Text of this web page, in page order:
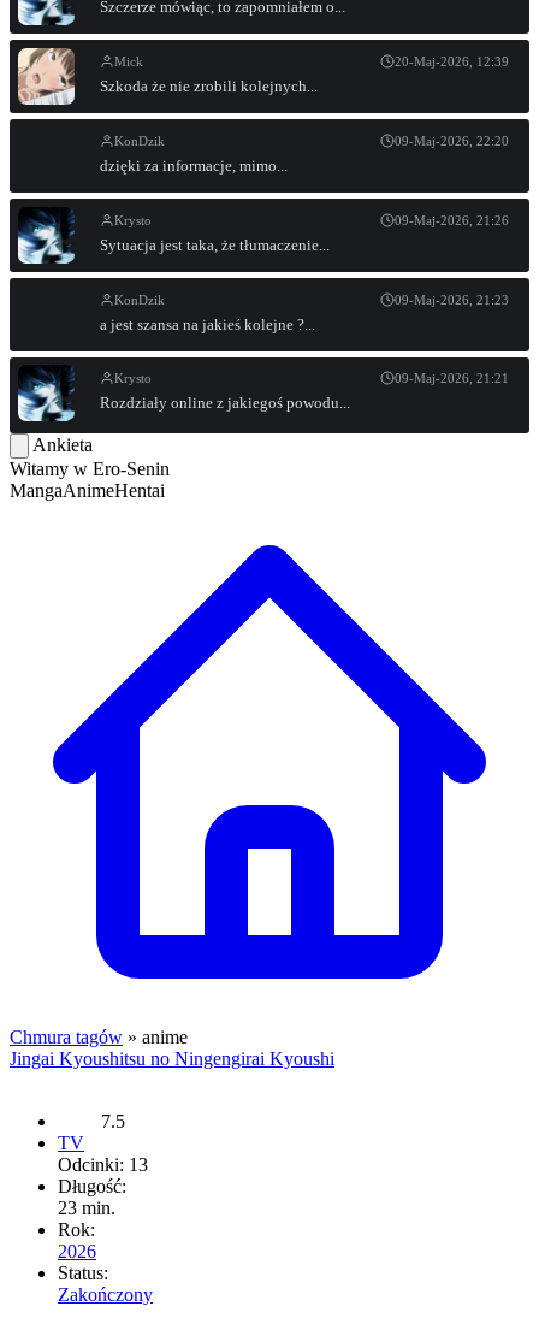
Szczerze mówiąc, to zapomniałem o...
Mick 20-Maj-2026, 12:39
Szkoda że nie zrobili kolejnych...
KonDzik 09-Maj-2026, 22:20
dzięki za informacje, mimo...
Krysto 09-Maj-2026, 21:26
Sytuacja jest taka, że tłumaczenie...
KonDzik 09-Maj-2026, 21:23
a jest szansa na jakieś kolejne ?...
Krysto 09-Maj-2026, 21:21
Rozdziały online z jakiegoś powodu...
Ankieta
Witamy w Ero-Senin
MangaAnimeHentai
Chmura tagów » anime
Jingai Kyoushitsu no Ningengirai Kyoushi
7.5
TV
Odcinki: 13
Długość:
23 min.
Rok:
2026
Status:
Zakończony